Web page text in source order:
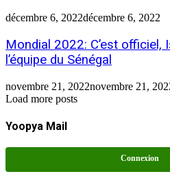
décembre 6, 2022décembre 6, 2022
Mondial 2022: C’est
l’équipe du Sénégal
novembre 21, 2022novembre 21,
Load more posts
Yoopya Mail
Connexion